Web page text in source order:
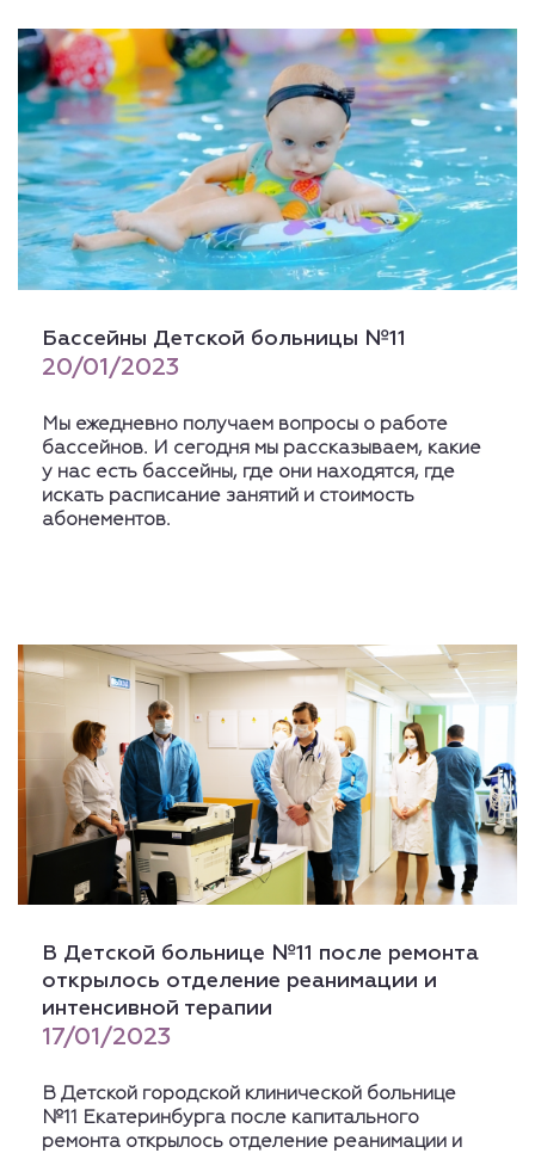
Бассейны Детской больницы №11
20/01/2023
Мы ежедневно получаем вопросы о работе
бассейнов. И сегодня мы рассказываем, какие
у нас есть бассейны, где они находятся, где
искать расписание занятий и стоимость
абонементов.
В Детской больнице №11 после ремонта
открылось отделение реанимации и
интенсивной терапии
17/01/2023
В Детской городской клинической больнице
№11 Екатеринбурга после капитального
ремонта открылось отделение реанимации и